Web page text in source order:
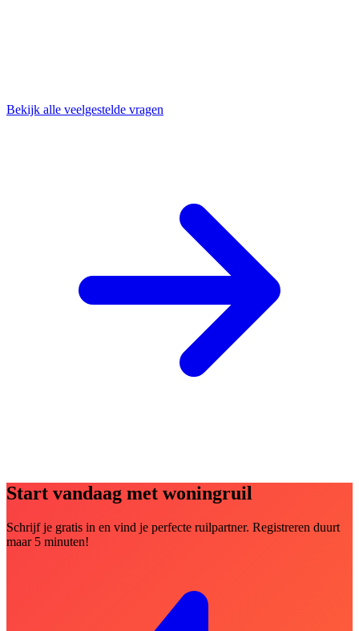
Bekijk alle veelgestelde vragen
Start vandaag met woningruil
Schrijf je gratis in en vind je perfecte ruilpartner. Registreren duurt
maar 5 minuten!